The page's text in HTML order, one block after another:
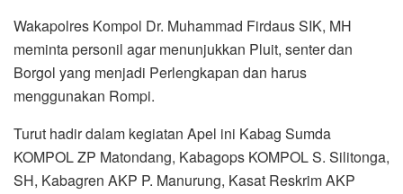
Wakapolres Kompol Dr. Muhammad Firdaus SIK, MH
meminta personil agar menunjukkan Pluit, senter dan
Borgol yang menjadi Perlengkapan dan harus
menggunakan Rompi.
Turut hadir dalam kegiatan Apel ini Kabag Sumda
KOMPOL ZP Matondang, Kabagops KOMPOL S. Silitonga,
SH, Kabagren AKP P. Manurung, Kasat Reskrim AKP